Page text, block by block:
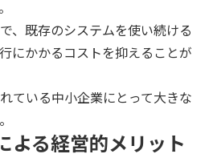
、既存のシステムを使い続ける
にかかるコストを抑えることが
ている中小企業にとって大きな
よる経営的メリット